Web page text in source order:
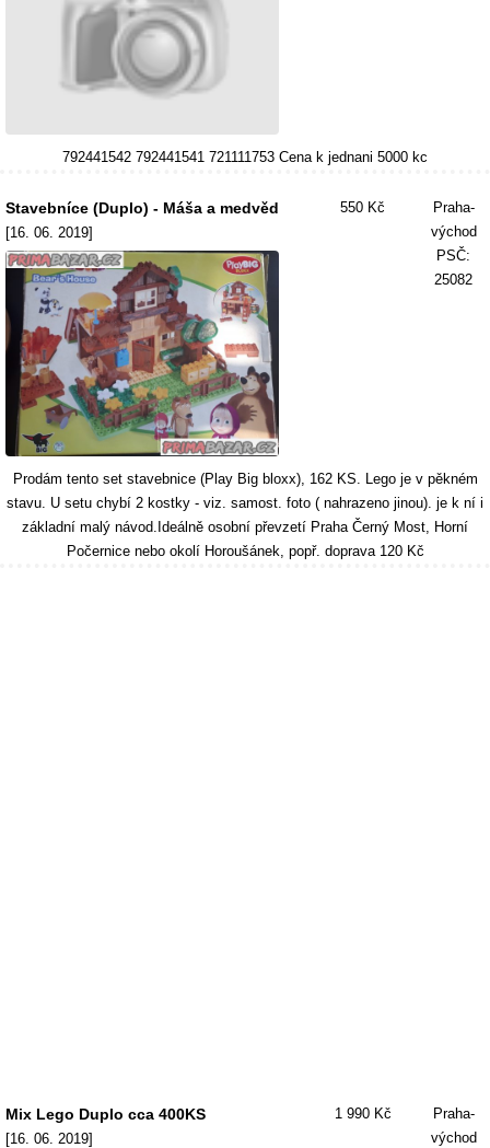
792441542 792441541 721111753 Cena k jednani 5000 kc
Stavebníce (Duplo) - Máša a medvěd
[16. 06. 2019]
550 Kč
Praha-
východ
PSČ:
25082
Prodám tento set stavebnice (Play Big bloxx), 162 KS. Lego je v pěkném
stavu. U setu chybí 2 kostky - viz. samost. foto ( nahrazeno jinou). je k ní i
základní malý návod.Ideálně osobní převzetí Praha Černý Most, Horní
Počernice nebo okolí Horoušánek, popř. doprava 120 Kč
Mix Lego Duplo cca 400KS
[16. 06. 2019]
1 990 Kč
Praha-
východ